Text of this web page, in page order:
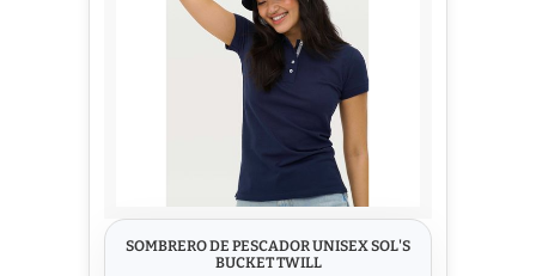
SOMBRERO DE PESCADOR UNISEX SOL'S
BUCKET TWILL